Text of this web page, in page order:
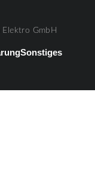
GmbH
Sonstiges